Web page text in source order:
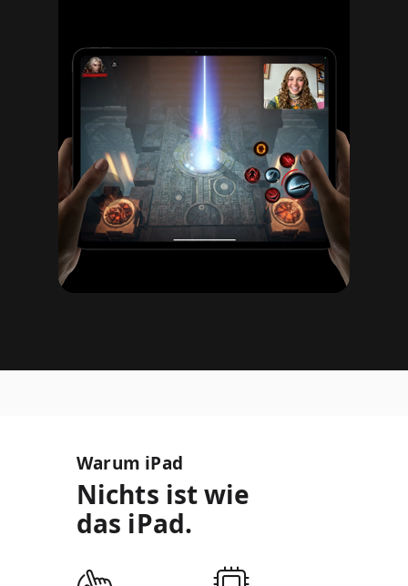
Warum iPad
Nichts ist wie
das iPad.